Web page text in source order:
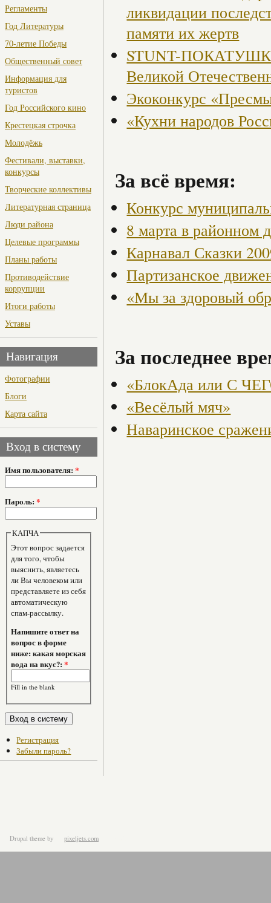
Регламенты
Год Литературы
70-летие Победы
Общественный совет
Информация для
туристов
Год Российского кино
Крестецкая строчка
Молодёжь
Фестивали, выставки,
конкурсы
Творческие коллективы
Литературная страница
Люди района
Целевые программы
Планы работы
Противодействие
коррупции
Итоги работы
Уставы
Навигация
Фотографии
Блоги
Карта сайта
Вход в систему
Имя пользователя: *
Пароль: *
КАПЧА
Этот вопрос задается
для того, чтобы
выяснить, являетесь
ли Вы человеком или
представляете из себя
автоматическую
спам-рассылку.
Напишите ответ на
вопрос в форме
ниже: какая морская
вода на вкус?:*
Fill in the blank
Регистрация
Забыли пароль?
ликвидации
памяти их жертв
STUNT-
Великой
Экоконкурс
«Кухни народов
За всё время:
Конкурс
8 марта в районном
Карнавал Сказки
Партизанское
«Мы за здоровый
За последнее
«БлокАда или С
«Весёлый мяч»
Наваринское
Drupal theme by pixeljets.com